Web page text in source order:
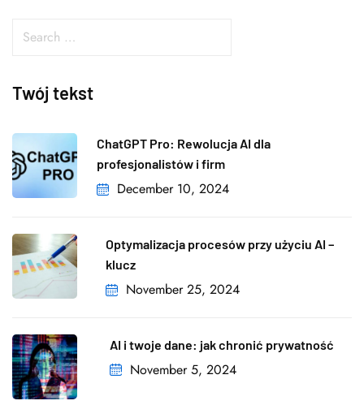
Twój tekst
ChatGPT Pro: Rewolucja AI dla
profesjonalistów i firm
December 10, 2024
Optymalizacja procesów przy użyciu AI –
klucz
November 25, 2024
AI i twoje dane: jak chronić prywatność
November 5, 2024